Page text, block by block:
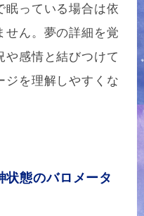
眠っている場合は依
せん。夢の詳細を覚
や感情と結びつけて
ジを理解しやすくな
状態のバロメータ